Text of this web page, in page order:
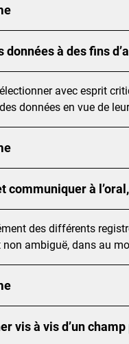
données à des fins
avec esprit
données en vue de
communiquer à
des différents
ambiguë, dans au
vis à vis d’un